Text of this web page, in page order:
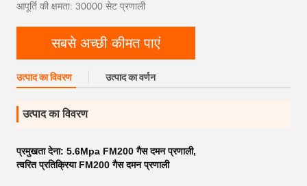
आपूर्ति की क्षमता: 30000 सेट प्रणाली
सबसे अच्छी कीमत पाएं
उत्पाद का विवरण उत्पाद का वर्णन
उत्पाद का विवरण
प्रमुखता देना: 5.6Mpa FM200 गैस दमन प्रणाली,
त्वरित प्रतिक्रिया FM200 गैस दमन प्रणाली